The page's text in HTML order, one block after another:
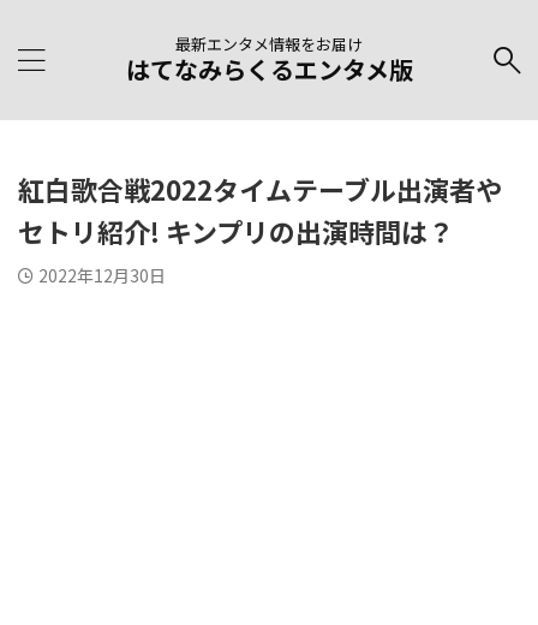
最新エンタメ情報をお届け
はてなみらくるエンタメ版
紅白歌合戦2022タイムテーブル出演者や
セトリ紹介! キンプリの出演時間は？
2022年12月30日